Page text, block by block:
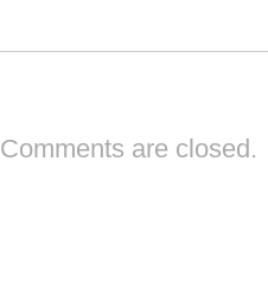
Comments are closed.